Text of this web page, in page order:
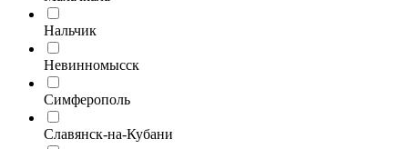
Нальчик
Невинномысск
Симферополь
Славянск-на-Кубани